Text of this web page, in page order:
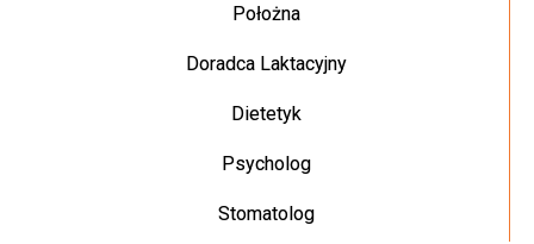
Położna
Doradca Laktacyjny
Dietetyk
Psycholog
Stomatolog